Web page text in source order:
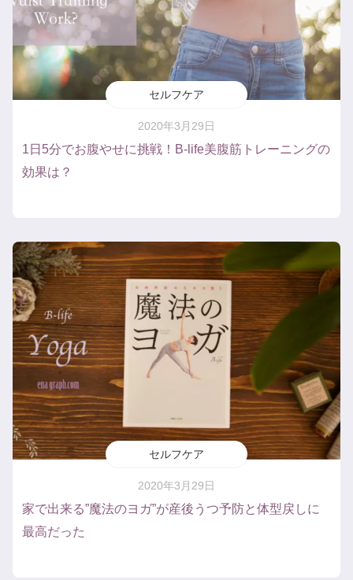
セルフケア
2020年3月29日
1日5分でお腹やせに挑戦！B-life美腹筋トレーニングの
効果は？
セルフケア
2020年3月29日
家で出来る”魔法のヨガ”が産後うつ予防と体型戻しに
最高だった